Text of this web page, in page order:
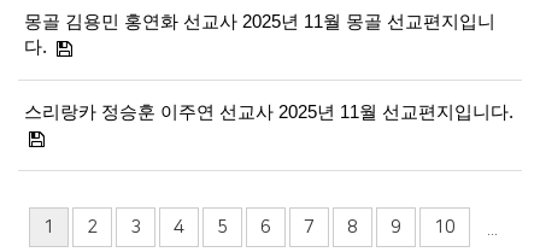
몽골 김용민 홍연화 선교사 2025년 11월 몽골 선교편지입니
다.
스리랑카 정승훈 이주연 선교사 2025년 11월 선교편지입니다.
1 2 3 4 5 6 7 8 9 10